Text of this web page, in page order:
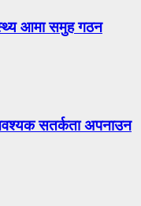
आमा समुह गठन
सतर्कता अपनाउन